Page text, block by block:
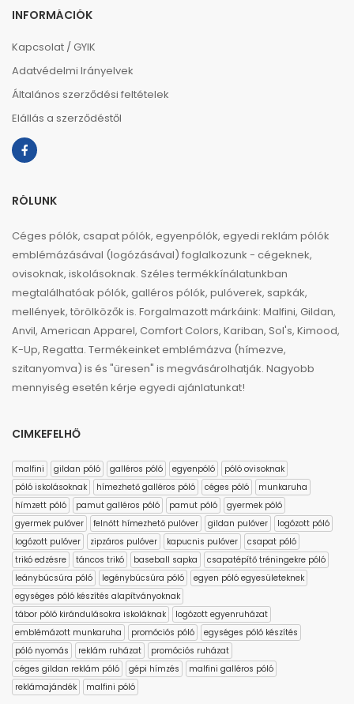
INFORMÁCIÓK
Kapcsolat / GYIK
Adatvédelmi Irányelvek
Általános szerződési feltételek
Elállás a szerződéstől
RÓLUNK
Céges pólók, csapat pólók, egyenpólók, egyedi reklám pólók
emblémázásával (logózásával) foglalkozunk - cégeknek,
ovisoknak, iskolásoknak. Széles termékkínálatunkban
megtalálhatóak pólók, galléros pólók, pulóverek, sapkák,
mellények, törölközők is. Forgalmazott márkáink: Malfini, Gildan,
Anvil, American Apparel, Comfort Colors, Kariban, Sol's, Kimood,
K-Up, Regatta. Termékeinket emblémázva (hímezve,
szitanyomva) is és "üresen" is megvásárolhatják. Nagyobb
mennyiség esetén kérje egyedi ajánlatunkat!
CIMKEFELHŐ
malfini gildan póló galléros póló egyenpóló
póló ovisoknak
póló iskolásoknak
hímezhető galléros póló céges póló
munkaruha
hímzett póló
pamut galléros póló pamut póló
gyermek póló
gyermek pulóver
felnőtt hímezhető pulóver gildan pulóver
logózott póló
logózott pulóver
zipzáros pulóver kapucnis pulóver
csapat póló
trikó edzésre
táncos trikó baseball sapka
csapatépítő tréningekre póló
leánybúcsúra póló
legénybúcsúra póló
egyen póló egyesületeknek
egységes póló készítés alapítványoknak
tábor póló kirándulásokra iskoláknak
logózott egyenruházat
emblémázott munkaruha
promóciós póló
egységes póló készítés
póló nyomás
reklám ruházat
promóciós ruházat
céges gildan reklám póló
gépi hímzés
malfini galléros póló
reklámajándék
malfini póló